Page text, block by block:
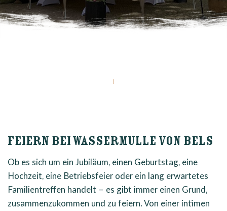
FEIERN BEI WASSERMULLE VON BELS
Ob es sich um ein Jubiläum, einen Geburtstag, eine
Hochzeit, eine Betriebsfeier oder ein lang erwartetes
Familientreffen handelt – es gibt immer einen Grund,
zusammenzukommen und zu feiern. Von einer intimen